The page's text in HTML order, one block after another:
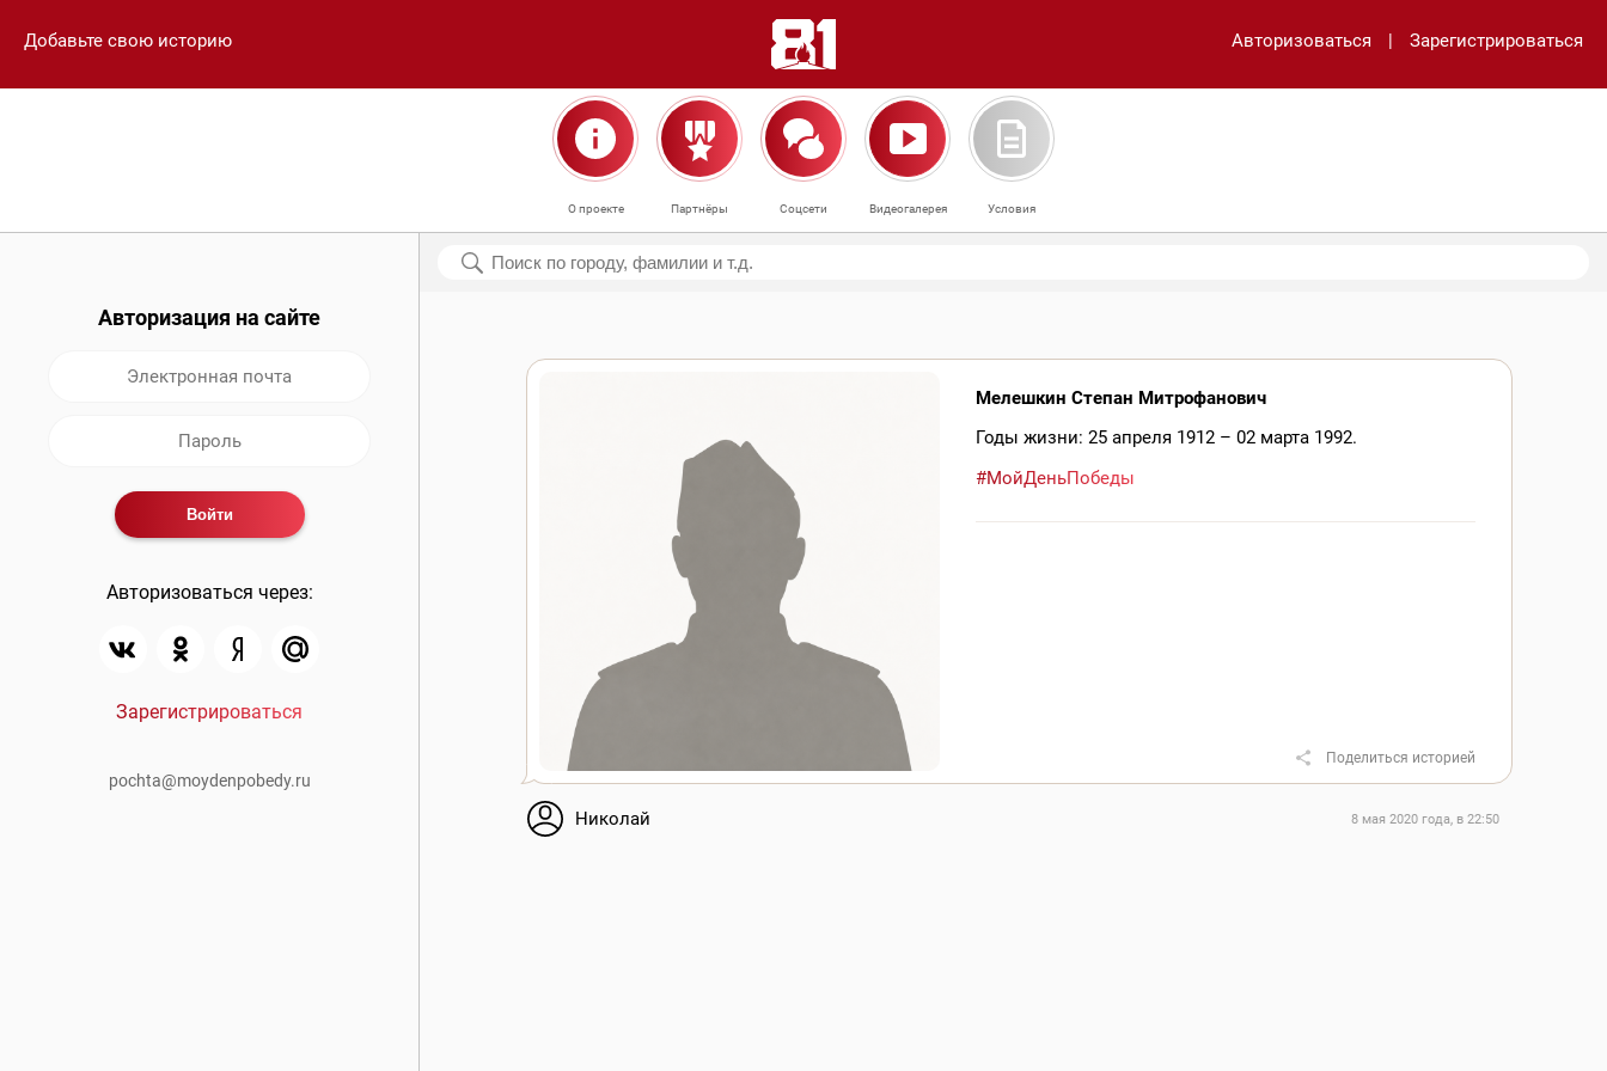
Добавьте свою историю Авторизоваться | Зарегистрироваться
О проекте Партнёры Соцсети Видеогалерея Условия
Авторизация на сайте
Авторизоваться через:
Зарегистрироваться
pochta@moydenpobedy.ru
Мелешкин Степан Митрофанович
Годы жизни: 25 апреля 1912 – 02 марта 1992.
#МойДеньПобеды
Поделиться историей
Николай 8 мая 2020 года, в 22:50